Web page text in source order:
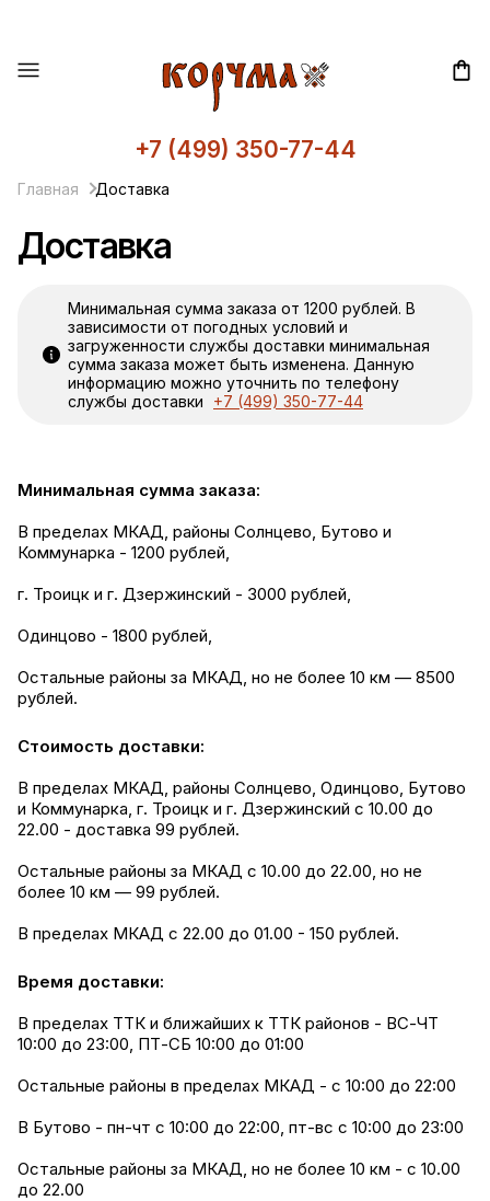
+7 (499) 350-77-44
Главная Доставка
Доставка
Минимальная сумма заказа от 1200 рублей. В
зависимости от погодных условий и
загруженности службы доставки минимальная
сумма заказа может быть изменена. Данную
информацию можно уточнить по телефону
службы доставки
+7 (499) 350-77-44
Минимальная сумма заказа:
В пределах МКАД, районы Солнцево, Бутово и
Коммунарка - 1200 рублей,
г. Троицк и г. Дзержинский - 3000 рублей,
Одинцово - 1800 рублей,
Остальные районы за МКАД, но не более 10 км — 8500
рублей.
Стоимость доставки:
В пределах МКАД, районы Солнцево, Одинцово, Бутово
и Коммунарка, г. Троицк и г. Дзержинский с 10.00 до
22.00 - доставка 99 рублей.
Остальные районы за МКАД с 10.00 до 22.00, но не
более 10 км — 99 рублей.
В пределах МКАД с 22.00 до 01.00 - 150 рублей.
Время доставки:
В пределах ТТК и ближайших к ТТК районов - ВС-ЧТ
10:00 до 23:00, ПТ-СБ 10:00 до 01:00
Остальные районы в пределах МКАД - с 10:00 до 22:00
В Бутово - пн-чт с 10:00 до 22:00, пт-вс с 10:00 до 23:00
Остальные районы за МКАД, но не более 10 км - с 10.00
до 22.00